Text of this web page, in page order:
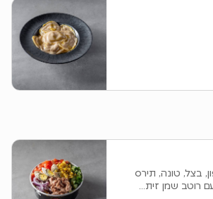
בצל, טונה, תירס
עם רוטב שמן זית...